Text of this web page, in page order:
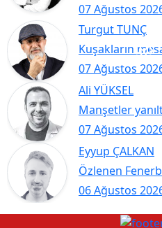
07 Ağustos
Turgut TUNÇ
07 Ağustos
Kuşakların
Ali YÜKSEL
07 Ağustos
Manşetler
Eyyup ÇALKAN
06 Ağustos
Özlenen